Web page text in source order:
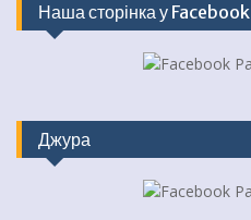
Наша сторінка у Facebook
Джура